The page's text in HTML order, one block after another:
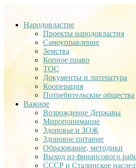
Народовластие
Проекты народовластия
Самоуправление
Земства
Копное право
ТОС
Документы и литература
Кооперация
Потребительские общества
Важное
Возрождение Державы
Миропонимание
Здоровье и ЗОЖ
Здоровое питание
Образование, методики
Выход из финансового
СССР и Сталинское